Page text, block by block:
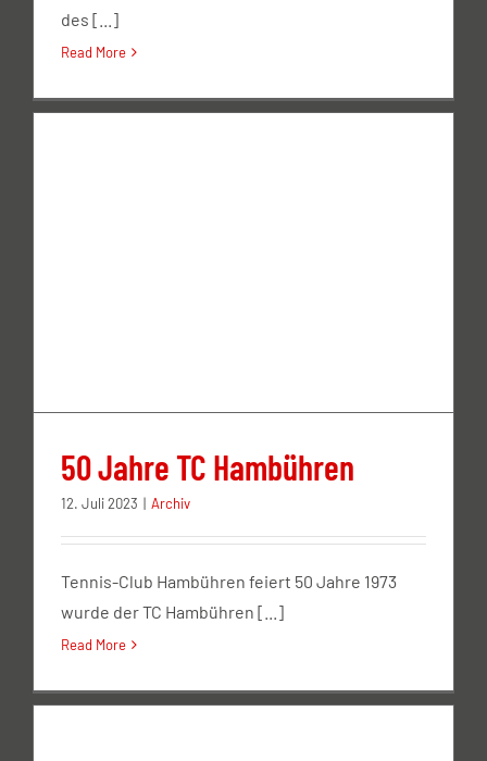
des [...]
Read More
50 Jahre TC Hambühren
12. Juli 2023 | Archiv
Tennis-Club Hambühren feiert 50 Jahre 1973
wurde der TC Hambühren [...]
Read More